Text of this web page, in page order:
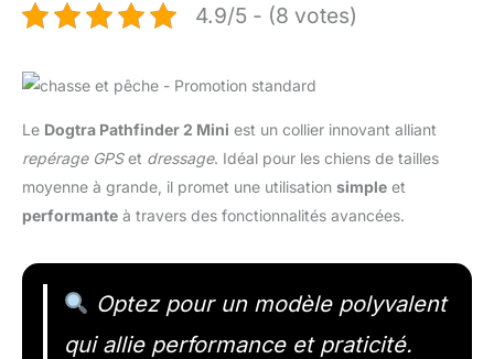
4.9/5 - (8 votes)
Le Dogtra Pathfinder 2 Mini est un collier innovant alliant
repérage GPSet dressage. Idéal pour les chiens de tailles
moyenne à grande, il promet une utilisation simple et
performante à travers des fonctionnalités avancées.
Optez pour un modèle polyvalent
qui allie performance et praticité.